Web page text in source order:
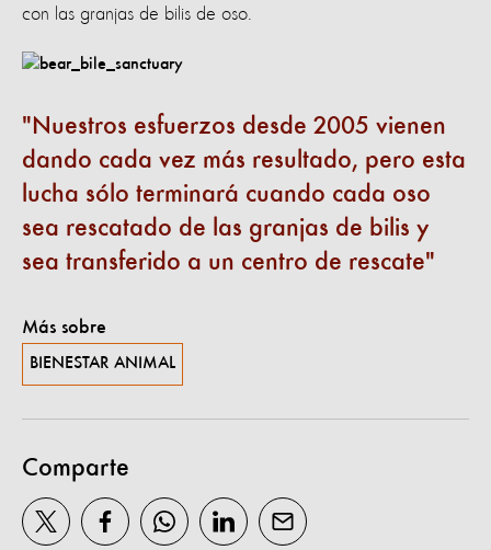
con las granjas de bilis de oso.
Nuestros esfuerzos desde 2005 vienen
dando cada vez más resultado, pero esta
lucha sólo terminará cuando cada oso
sea rescatado de las granjas de bilis y
sea transferido a un centro de rescate
Más sobre
BIENESTAR ANIMAL
Comparte